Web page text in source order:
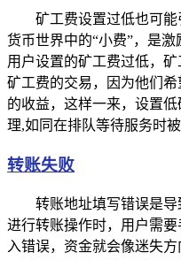
矿工费设置过低也可
货币世界中的“小费”，是
用户设置的矿工费过低，
矿工费的交易，因为他们
的收益，这样一来，设置
理,如同在排队等待服务时被
转账失败
转账地址填写错误是
进行转账操作时，用户需
入错误，资金就会像迷失